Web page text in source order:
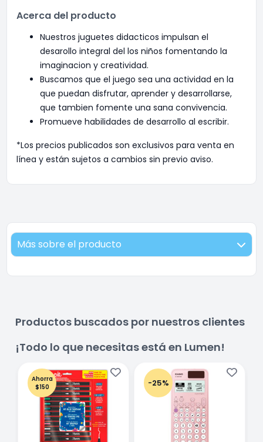
Acerca del producto
Nuestros juguetes didacticos impulsan el
desarollo integral del los niños fomentando la
imaginacion y creatividad.
Buscamos que el juego sea una actividad en la
que puedan disfrutar, aprender y desarrollarse,
que tambien fomente una sana convivencia.
Promueve habilidades de desarrollo al escribir.
*Los precios publicados son exclusivos para venta en
línea y están sujetos a cambios sin previo aviso.
Más sobre el producto
Productos buscados por nuestros clientes
¡Todo lo que necesitas está en Lumen!
Ahorra
$150
-25%